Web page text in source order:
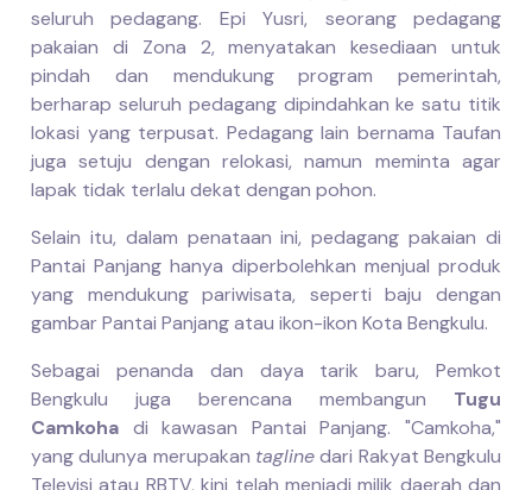
seluruh pedagang. Epi Yusri, seorang pedagang
pakaian di Zona 2, menyatakan kesediaan untuk
pindah dan mendukung program pemerintah,
berharap seluruh pedagang dipindahkan ke satu titik
lokasi yang terpusat. Pedagang lain bernama Taufan
juga setuju dengan relokasi, namun meminta agar
lapak tidak terlalu dekat dengan pohon.
Selain itu, dalam penataan ini, pedagang pakaian di
Pantai Panjang hanya diperbolehkan menjual produk
yang mendukung pariwisata, seperti baju dengan
gambar Pantai Panjang atau ikon-ikon Kota Bengkulu.
Sebagai penanda dan daya tarik baru, Pemkot
Bengkulu juga berencana membangun Tugu
Camkoha di kawasan Pantai Panjang. "Camkoha,"
yang dulunya merupakan taglinedari Rakyat Bengkulu
Televisi atau RBTV, kini telah menjadi milik daerah dan